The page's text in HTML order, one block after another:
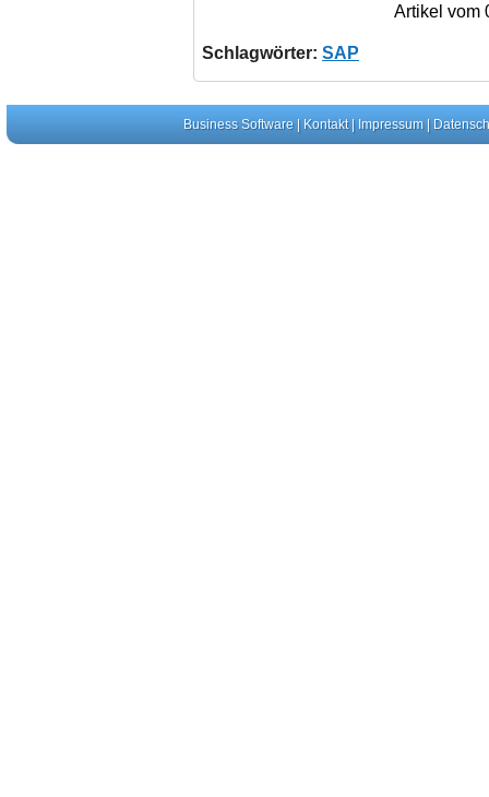
Artikel vom
Schlagwörter: SAP
Business Software| Kontakt| Impressum|